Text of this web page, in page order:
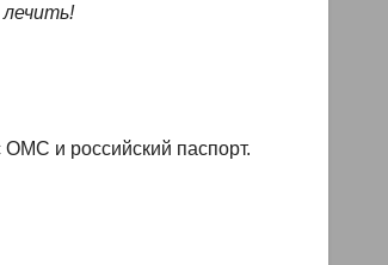
и российский паспорт.